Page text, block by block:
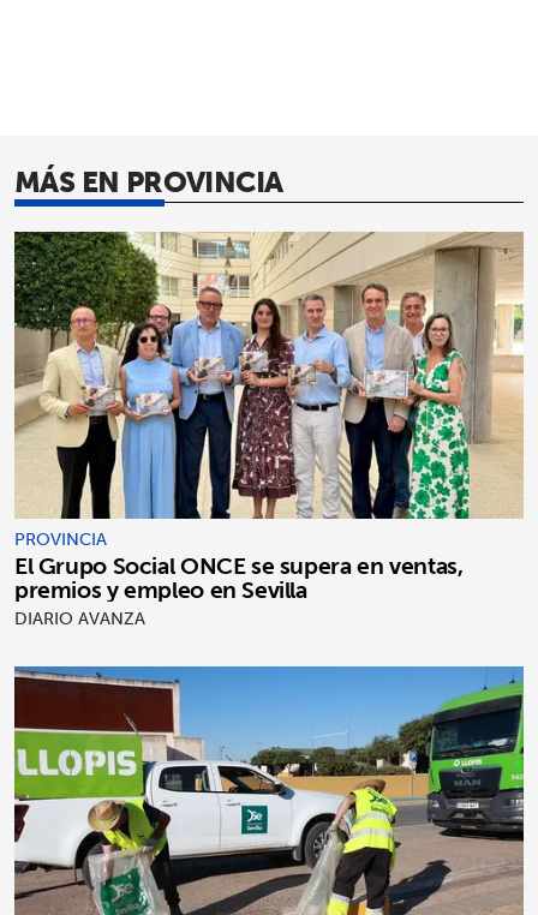
MÁS EN PROVINCIA
PROVINCIA
El Grupo Social ONCE se supera en ventas,
premios y empleo en Sevilla
DIARIO AVANZA